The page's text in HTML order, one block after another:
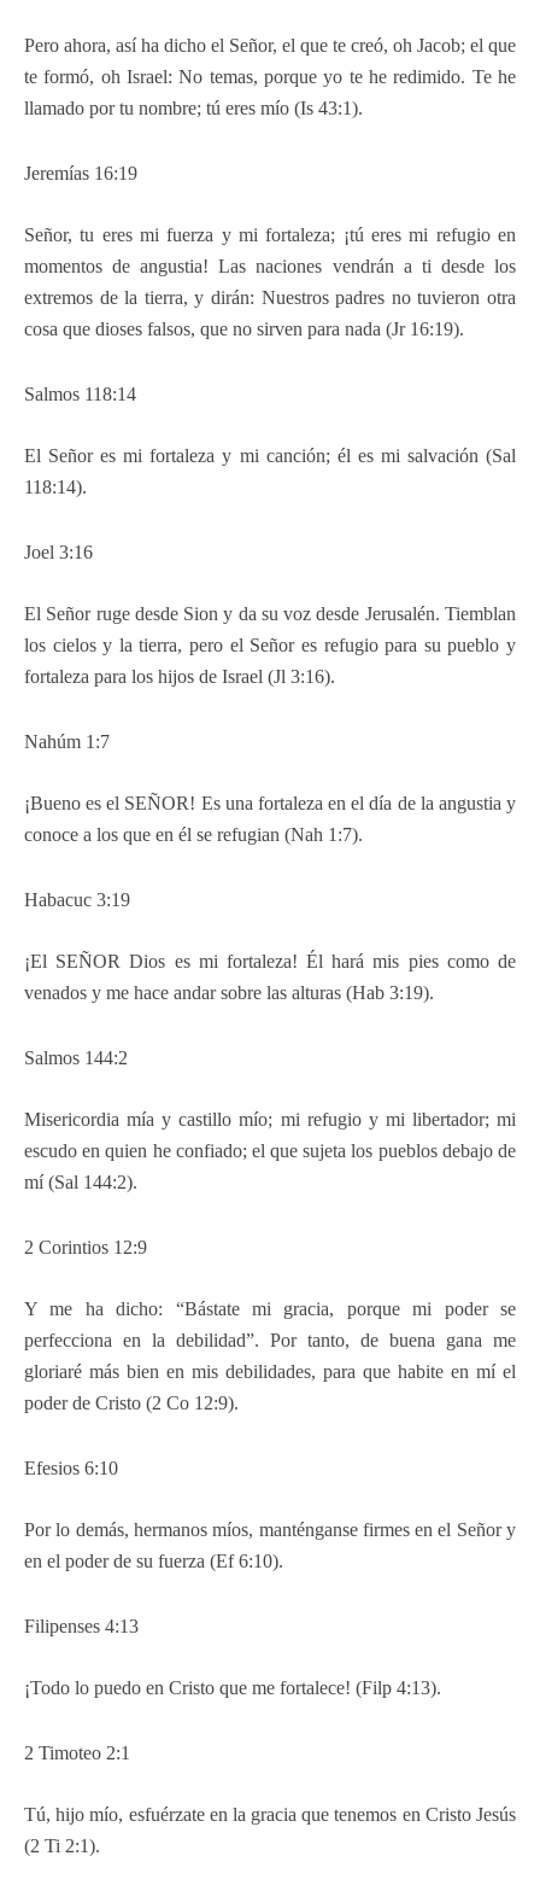
Pero ahora, así ha dicho el Señor, el que te creó, oh Jacob; el que
te formó, oh Israel: No temas, porque yo te he redimido. Te he
llamado por tu nombre; tú eres mío (Is 43:1).
Jeremías 16:19
Señor, tu eres mi fuerza y mi fortaleza; ¡tú eres mi refugio en
momentos de angustia! Las naciones vendrán a ti desde los
extremos de la tierra, y dirán: Nuestros padres no tuvieron otra
cosa que dioses falsos, que no sirven para nada (Jr 16:19).
Salmos 118:14
El Señor es mi fortaleza y mi canción; él es mi salvación (Sal
118:14).
Joel 3:16
El Señor ruge desde Sion y da su voz desde Jerusalén. Tiemblan
los cielos y la tierra, pero el Señor es refugio para su pueblo y
fortaleza para los hijos de Israel (Jl 3:16).
Nahúm 1:7
¡Bueno es el SEÑOR! Es una fortaleza en el día de la angustia y
conoce a los que en él se refugian (Nah 1:7).
Habacuc 3:19
¡El SEÑOR Dios es mi fortaleza! Él hará mis pies como de
venados y me hace andar sobre las alturas (Hab 3:19).
Salmos 144:2
Misericordia mía y castillo mío; mi refugio y mi libertador; mi
escudo en quien he confiado; el que sujeta los pueblos debajo de
mí (Sal 144:2).
2 Corintios 12:9
Y me ha dicho: “Bástate mi gracia, porque mi poder se
perfecciona en la debilidad”. Por tanto, de buena gana me
gloriaré más bien en mis debilidades, para que habite en mí el
poder de Cristo (2 Co 12:9).
Efesios 6:10
Por lo demás, hermanos míos, manténganse firmes en el Señor y
en el poder de su fuerza (Ef 6:10).
Filipenses 4:13
¡Todo lo puedo en Cristo que me fortalece! (Filp 4:13).
2 Timoteo 2:1
Tú, hijo mío, esfuérzate en la gracia que tenemos en Cristo Jesús
(2 Ti 2:1).